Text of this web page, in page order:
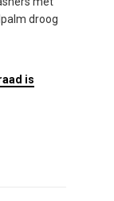
droog
is